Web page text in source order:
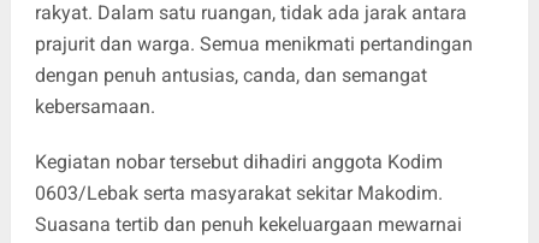
rakyat. Dalam satu ruangan, tidak ada jarak antara
prajurit dan warga. Semua menikmati pertandingan
dengan penuh antusias, canda, dan semangat
kebersamaan.
Kegiatan nobar tersebut dihadiri anggota Kodim
0603/Lebak serta masyarakat sekitar Makodim.
Suasana tertib dan penuh kekeluargaan mewarnai